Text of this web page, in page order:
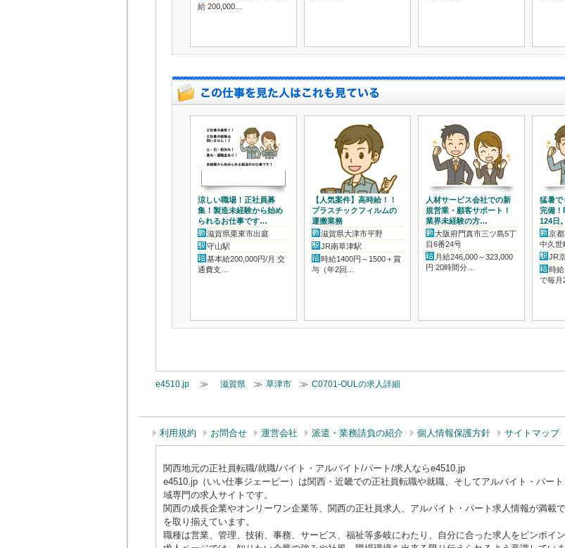
給 200,000…
涼しい職場！正社員募
集！製造未経験から始め
られるお仕事です…
滋賀県栗東市出庭
守山駅
基本給200,000円/月 交
通費支…
【人気案件】高時給！！
プラスチックフィルムの
運搬業務
滋賀県大津市平野
JR南草津駅
時給1400円～1500＋賞
与（年2回…
人材サービス会社での新
規営業・顧客サポート！
業界未経験の方…
大阪府門真市三ツ島5丁
目6番24号
月給246,000～323,000
円 20時間分…
猛暑で
完備！
124日
京
中久
JR
時
で毎月
e4510.jp≫ 滋賀県 ≫ 草津市≫ C0701-OULの求人詳細
利用規約 お問合せ 運営会社 派遣・業務請負の紹介 個人情報保護方針 サイトマップ
関西地元の正社員転職/就職/バイト・アルバイト/パート/求人ならe4510.jp
e4510.jp（いい仕事ジェーピー）は関西・近畿での正社員転職や就職、そしてアルバイト・パー
域専門の求人サイトです。
関西の成長企業やオンリーワン企業等、関西の正社員求人、アルバイト・パート求人情報が満載
を取り揃えています。
職種は営業、管理、技術、事務、サービス、福祉等多岐にわたり、自分に合った求人をピンポイ